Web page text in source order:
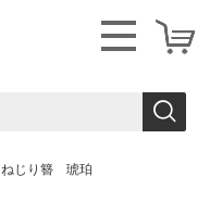
ねじり簪 琥珀